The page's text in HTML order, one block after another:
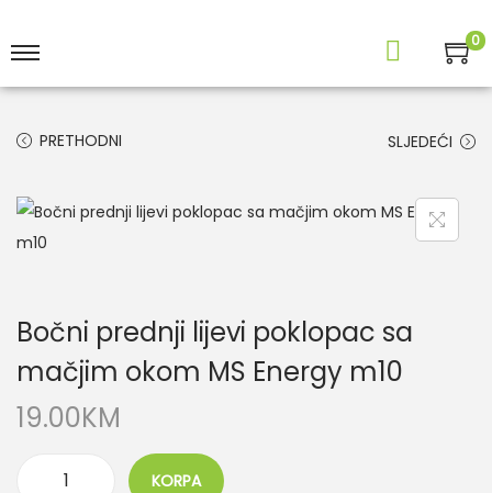
0
PRETHODNI SLJEDEĆI
Bočni prednji lijevi poklopac sa
mačjim okom MS Energy m10
19.00KM
KORPA